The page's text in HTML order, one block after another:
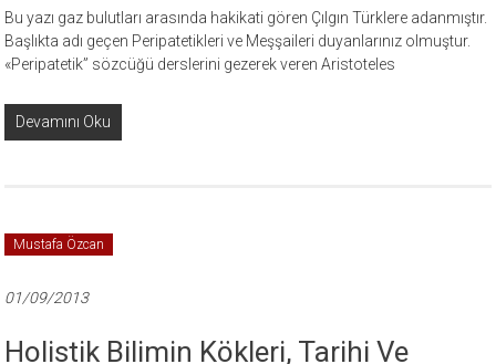
Bu yazı gaz bulutları arasında hakikati gören Çılgın Türklere adanmıştır.
Başlıkta adı geçen Peripatetikleri ve Meşşaileri duyanlarınız olmuştur.
«Peripatetik” sözcüğü derslerini gezerek veren Aristoteles
Devamını Oku
Mustafa Özcan
01/09/2013
Holistik Bilimin Kökleri, Tarihi Ve